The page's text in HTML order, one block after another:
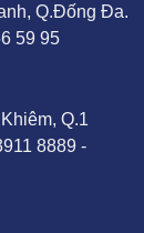
Q.Đống Đa.
59 95
Q.1
8889 -